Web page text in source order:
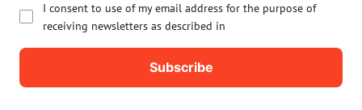
I consent to use of my email address for the purpose of
receiving newsletters as described in